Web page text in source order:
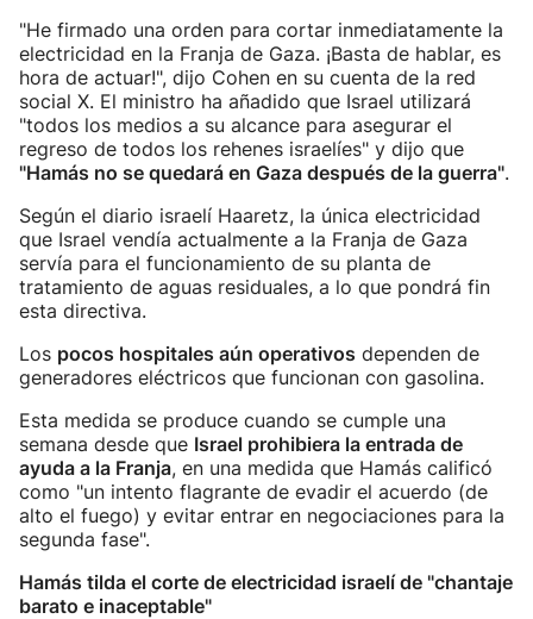
"He firmado una orden para cortar inmediatamente la
electricidad en la Franja de Gaza. ¡Basta de hablar, es
hora de actuar!", dijo Cohen en su cuenta de la red
social X. El ministro ha añadido que Israel utilizará
"todos los medios a su alcance para asegurar el
regreso de todos los rehenes israelíes" y dijo que
"Hamás no se quedará en Gaza después de la guerra".
Según el diario israelí Haaretz, la única electricidad
que Israel vendía actualmente a la Franja de Gaza
servía para el funcionamiento de su planta de
tratamiento de aguas residuales, a lo que pondrá fin
esta directiva.
Los pocos hospitales aún operativos dependen de
generadores eléctricos que funcionan con gasolina.
Esta medida se produce cuando se cumple una
semana desde que Israel prohibiera la entrada de
ayuda a la Franja, en una medida que Hamás calificó
como "un intento flagrante de evadir el acuerdo (de
alto el fuego) y evitar entrar en negociaciones para la
segunda fase".
Hamás tilda el corte de electricidad israelí de "chantaje
barato e inaceptable"